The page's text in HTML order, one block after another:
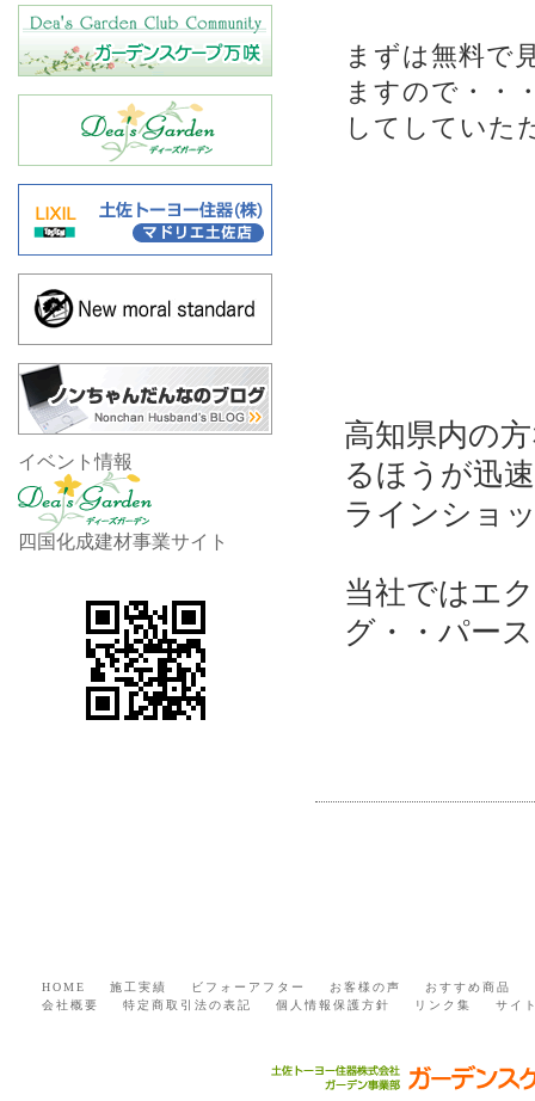
まずは無料で
ますので・・
してしていた
高知県内の
るほうが迅
ラインショ
当社ではエ
グ・・パー
イベント情報
四国化成建材事業サイト
HOME 施工実績 ビフォーアフター お客様の声
おすすめ商品
会社概要
特定商取引法の表記 個人情報保護方針 リンク集 サイ